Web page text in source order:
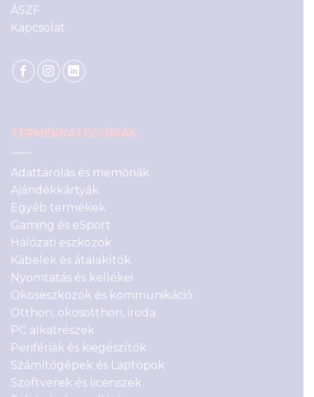
ÁSZF
Kapcsolat
TERMÉKKATEGÓRIÁK
Adattárolás és memóriák
Ajándékkártyák
Egyéb termékek
Gaming és eSport
Hálózati eszközök
Kábelek és átalakítók
Nyomtatás és kellékei
Okoseszközök és kommunikáció
Otthon, okosotthon, iroda
PC alkatrészek
Perifériák és kiegészítők
Számítógépek és Laptopok
Szoftverek és licenszek